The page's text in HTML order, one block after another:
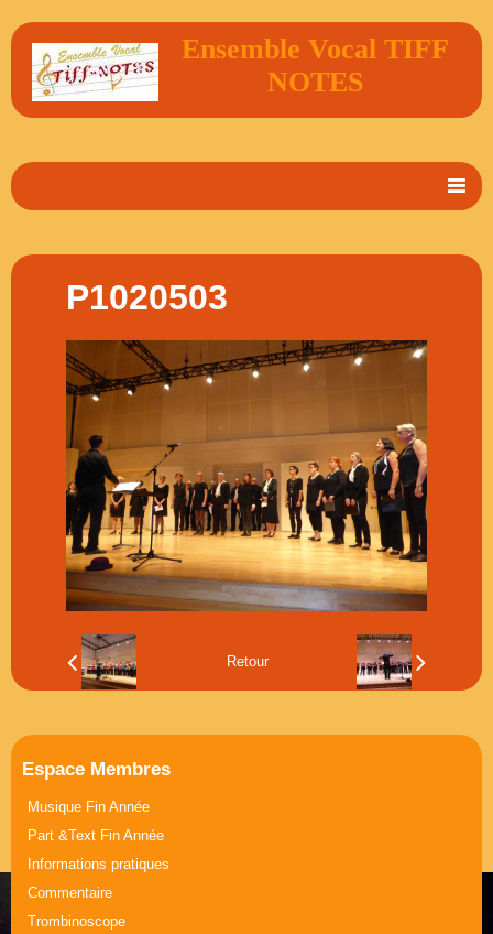
Ensemble Vocal TIFF
NOTES
Vidéos
Livre d'or
Contact
Agenda
Musique Journée de la Femme
Part &Text Journée de la Femme
P1020503
Retour
Espace Membres
Musique Fin Année
Part &Text Fin Année
Informations pratiques
Commentaire
Trombinoscope